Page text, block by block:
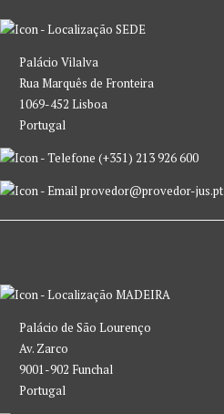
SEDE
Palácio Vilalva
Rua Marquês de Fronteira
1069-452 Lisboa
Portugal
(+351) 213 926 600
provedor@provedor-jus.pt
MADEIRA
Palácio de São Lourenço
Av. Zarco
9001-902 Funchal
Portugal